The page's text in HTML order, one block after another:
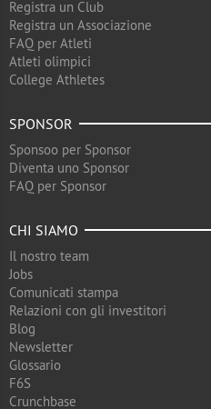
Registra un Club
Registra un Associazione
FAQ per Atleti
Atleti olimpici
College Athletes
SPONSOR
Sponsoo per Sponsor
Diventa uno Sponsor
FAQ per Sponsor
CHI SIAMO
Il nostro team
Jobs
Comunicati stampa
Relazioni con gli investitori
Blog
Newsletter
Glossario
F6S
Crunchbase